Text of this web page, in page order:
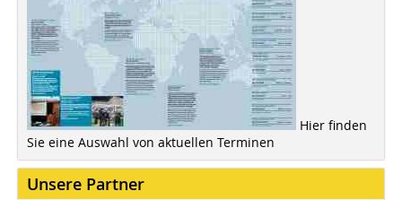
Hier finden
Sie eine Auswahl von aktuellen Terminen
Unsere Partner